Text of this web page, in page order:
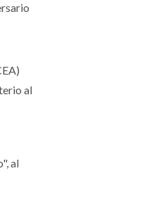
al
al